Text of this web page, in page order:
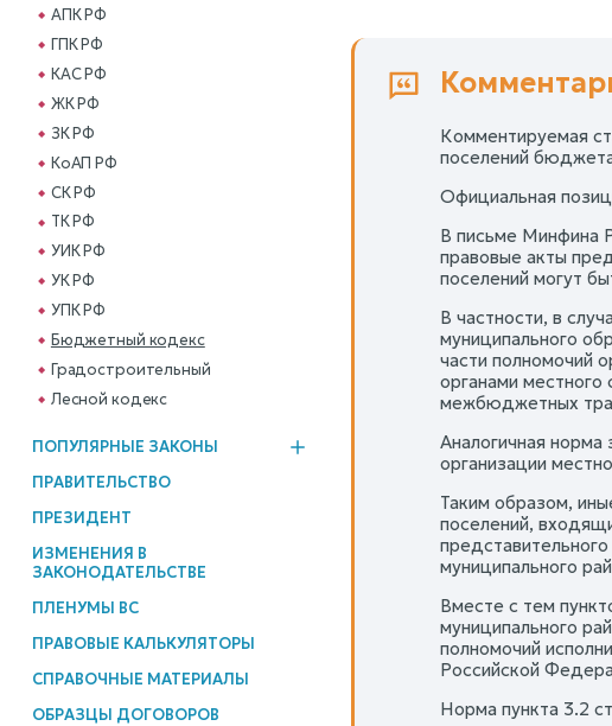
АПК РФ
ГПК РФ
КАС РФ
ЖК РФ
ЗК РФ
КоАП РФ
СК РФ
ТК РФ
УИК РФ
УК РФ
УПК РФ
Бюджетный кодекс
Градостроительный
Лесной кодекс
ПОПУЛЯРНЫЕ ЗАКОНЫ
ПРАВИТЕЛЬСТВО
ПРЕЗИДЕНТ
ИЗМЕНЕНИЯ В
ЗАКОНОДАТЕЛЬСТВЕ
ПЛЕНУМЫ ВС
ПРАВОВЫЕ КАЛЬКУЛЯТОРЫ
СПРАВОЧНЫЕ МАТЕРИАЛЫ
ОБРАЗЦЫ ДОГОВОРОВ
Комментируемая
поселений
Официальная
В письме Минфина
правовые акты
поселений могут
В частности, в
муниципального
части полномочий
органами местного
межбюджетных
Аналогичная
организации
Таким образом,
поселений,
муниципального
Вместе с тем
муниципального
полномочий
Российской
Норма пункта 3.2